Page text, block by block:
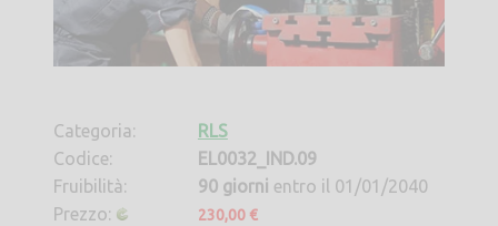
Categoria:
RLS
Codice:
EL0032_IND.09
Fruibilità:
90 giorni entro il 01/01/2040
Prezzo:
230,00 €